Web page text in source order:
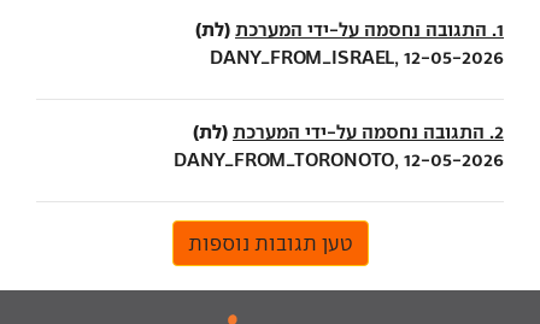
1. התגובה נחסמה על-ידי המערכת (לת)
DANY_FROM_ISRAEL, 12-05-2026
2. התגובה נחסמה על-ידי המערכת (לת)
DANY_FROM_TORONOTO, 12-05-2026
טען תגובות נוספות